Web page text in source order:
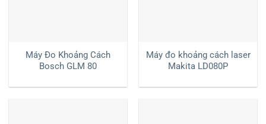
Máy Đo Khoảng Cách
Bosch GLM 80
Máy đo khoảng cách laser
Makita LD080P